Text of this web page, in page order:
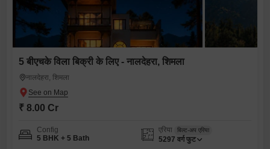
5 बीएचके विला बिक्री के लिए - नालदेहरा, शिमला
नालदेहरा, शिमला
₹ 8.00 Cr
Config
5 BHK + 5 Bath
एरिया बिल्ट-अप एरिया
5297 वर्ग फुट